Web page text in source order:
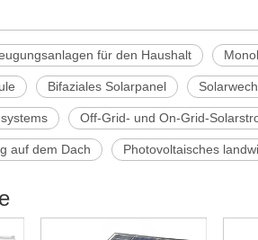
für den Haushalt
Bifaziales Solarpanel
Off-Grid- und On-Grid-
auf dem Dach Photovoltaisches